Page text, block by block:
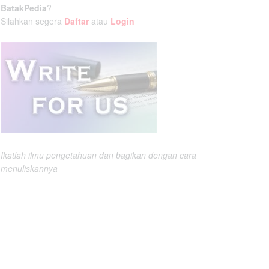
BatakPedia?
Silahkan segera Daftar atau Login
Ikatlah ilmu pengetahuan dan bagikan dengan cara
menuliskannya